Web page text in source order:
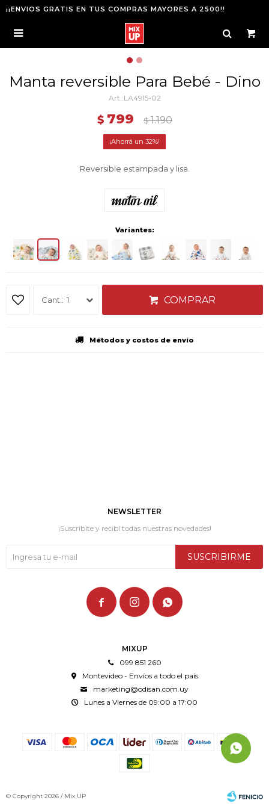
¡¡ENVIOS GRATIS EN TUS COMPRAS MAYORES A 2500!!

Manta reversible Para Bebé - Dino
LA4915-02
$ 799 $ 1.190
32
Reversible estampada y lisa.
Variantes:
1 COMPRAR
Métodos y costos de envío
MIXUP
099 851 260
Montevideo - Envíos a todo el país
marketing@odisan.com.uy
Lunes a Viernes de 09:00 a 17:00
NEWSLETTER
¡Suscribite y recibí todas nuestras novedades!
SUSCRIBIRME
  
© Copyright 2026 / Mix UP